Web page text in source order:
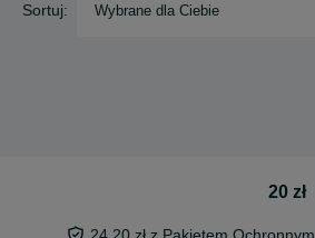
Sortuj: Wybrane dla Ciebie
20 zł